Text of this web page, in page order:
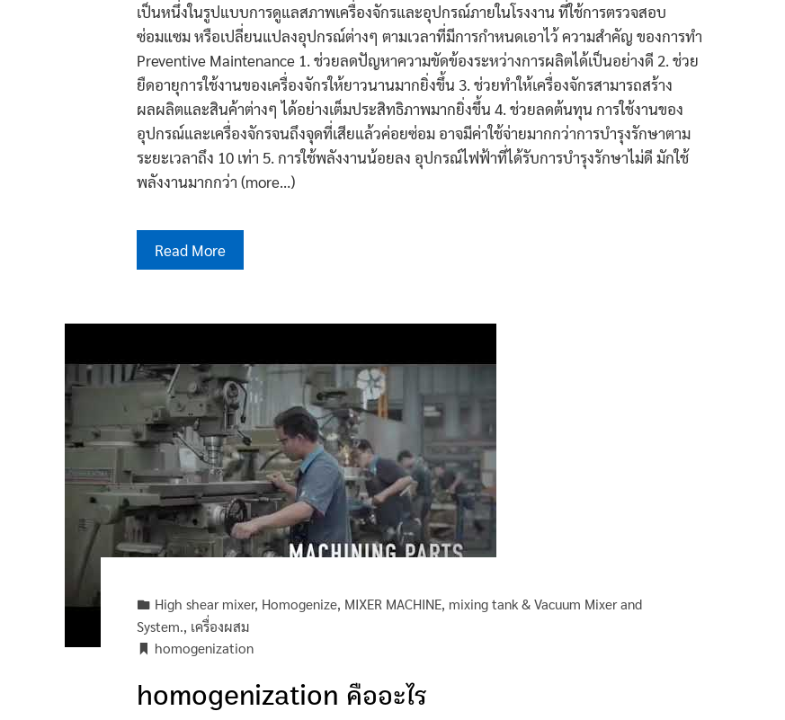
เป็นหนึ่งในรูปแบบการดูแลสภาพเครื่องจักรและอุปกรณ์ภายในโรงงาน ที่ใช้การตรวจสอบ
ซ่อมแซม หรือเปลี่ยนแปลงอุปกรณ์ต่างๆ ตามเวลาที่มีการกำหนดเอาไว้ ความสำคัญ ของการทำ
Preventive Maintenance 1. ช่วยลดปัญหาความขัดข้องระหว่างการผลิตได้เป็นอย่างดี 2. ช่วย
ยืดอายุการใช้งานของเครื่องจักรให้ยาวนานมากยิ่งขึ้น 3. ช่วยทำให้เครื่องจักรสามารถสร้าง
ผลผลิตและสินค้าต่างๆ ได้อย่างเต็มประสิทธิภาพมากยิ่งขึ้น 4. ช่วยลดต้นทุน การใช้งานของ
อุปกรณ์และเครื่องจักรจนถึงจุดที่เสียแล้วค่อยซ่อม อาจมีค่าใช้จ่ายมากกว่าการบำรุงรักษาตาม
ระยะเวลาถึง 10 เท่า 5. การใช้พลังงานน้อยลง อุปกรณ์ไฟฟ้าที่ได้รับการบำรุงรักษาไม่ดี มักใช้
พลังงานมากกว่า (more…)
Read More
High shear mixer, Homogenize, MIXER MACHINE, mixing tank & Vacuum Mixer and
System., เครื่องผสม
homogenization
homogenization คืออะไร